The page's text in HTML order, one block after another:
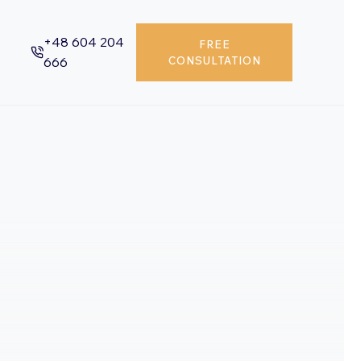
+48 604 204
666
FREE
CONSULTATION